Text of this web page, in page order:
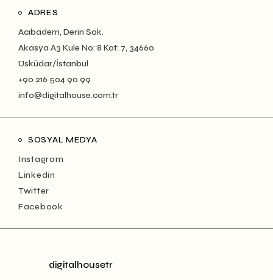
ADRES
Acıbadem, Derin Sok.
Akasya A3 Kule No: 8 Kat: 7, 34660
Üsküdar/İstanbul
+90 216 504 90 99
info@digitalhouse.com.tr
SOSYAL MEDYA
Instagram
Linkedin
Twitter
Facebook
digitalhousetr